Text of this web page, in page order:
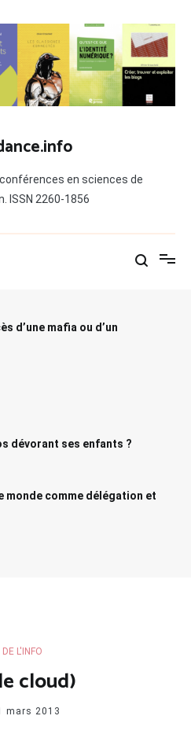
en sciences de
ISSN 2260-1856
d’une mafia ou d’un
dévorant ses enfants ?
monde comme délégation et
L'INFO
cloud)
mars 2013